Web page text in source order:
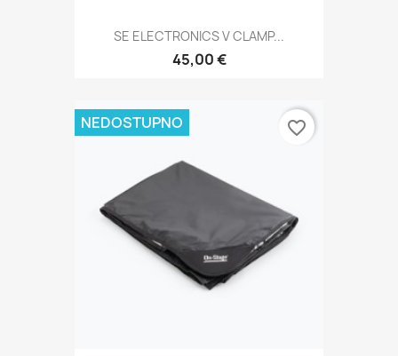
SE ELECTRONICS V CLAMP...
45,00 €
NEDOSTUPNO favorite_border